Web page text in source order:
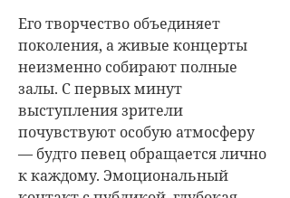
Его творчество объединяет
поколения, а живые концерты
неизменно собирают полные
залы. С первых минут
выступления зрители
почувствуют особую атмосферу
— будто певец обращается лично
к каждому. Эмоциональный